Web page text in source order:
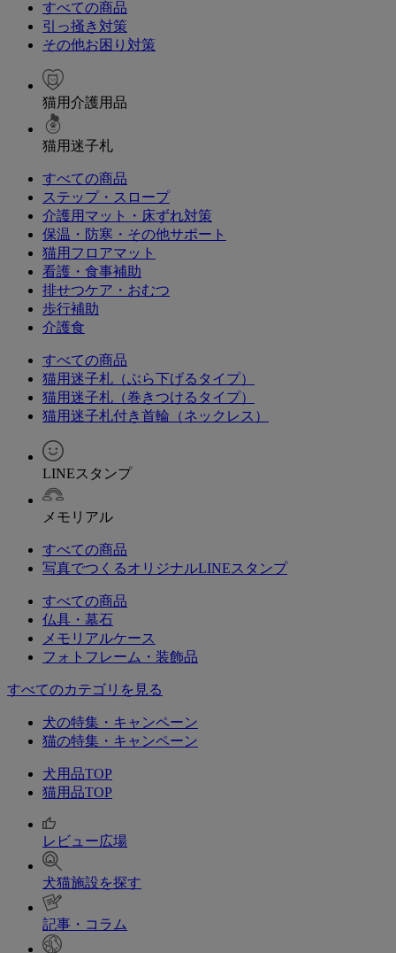
すべての商品
引っ掻き対策
その他お困り対策
猫用介護用品
猫用迷子札
すべての商品
ステップ・スロープ
介護用マット・床ずれ対策
保温・防寒・その他サポート
猫用フロアマット
看護・食事補助
排せつケア・おむつ
歩行補助
介護食
すべての商品
猫用迷子札（ぶら下げるタイプ）
猫用迷子札（巻きつけるタイプ）
猫用迷子札付き首輪（ネックレス）
LINEスタンプ
メモリアル
すべての商品
写真でつくるオリジナルLINEスタンプ
すべての商品
仏具・墓石
メモリアルケース
フォトフレーム・装飾品
すべてのカテゴリを見る
犬の特集・キャンペーン
猫の特集・キャンペーン
犬用品TOP
猫用品TOP
レビュー広場
犬猫施設を探す
記事・コラム